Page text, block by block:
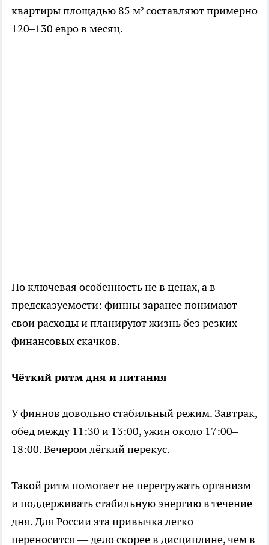
квартиры площадью 85 м² составляют примерно
120–130 евро в месяц.
Но ключевая особенность не в ценах, а в
предсказуемости: финны заранее понимают
свои расходы и планируют жизнь без резких
финансовых скачков.
Чёткий ритм дня и питания
У финнов довольно стабильный режим. Завтрак,
обед между 11:30 и 13:00, ужин около 17:00–
18:00. Вечером лёгкий перекус.
Такой ритм помогает не перегружать организм
и поддерживать стабильную энергию в течение
дня. Для России эта привычка легко
переносится — дело скорее в дисциплине, чем в